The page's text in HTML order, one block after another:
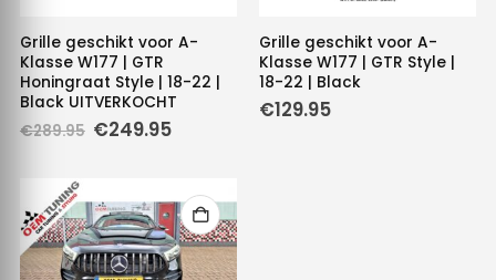
Grille geschikt voor A-
Klasse W177 | GTR
Honingraat Style | 18-22 |
Black UITVERKOCHT
€289.95 Oorspronkelijke
€249.95Huidige
Grille geschikt voor A-
Klasse W177 | GTR Style |
18-22 | Black
€129.95